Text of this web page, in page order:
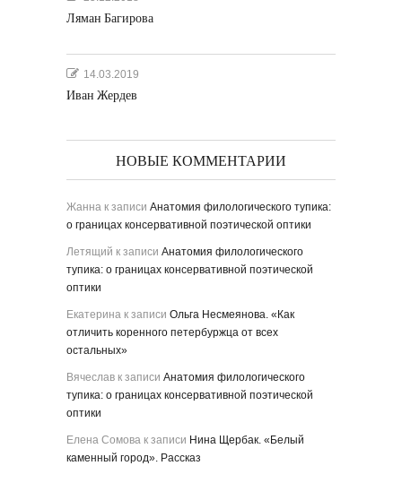
Ляман Багирова
14.03.2019
Иван Жердев
НОВЫЕ КОММЕНТАРИИ
Жанна к записи Анатомия филологического тупика:
о границах консервативной поэтической оптики
Летящий к записи Анатомия филологического
тупика: о границах консервативной поэтической
оптики
Екатерина к записи Ольга Несмеянова. «Как
отличить коренного петербуржца от всех
остальных»
Вячеслав к записи Анатомия филологического
тупика: о границах консервативной поэтической
оптики
Елена Сомова к записи Нина Щербак. «Белый
каменный город». Рассказ